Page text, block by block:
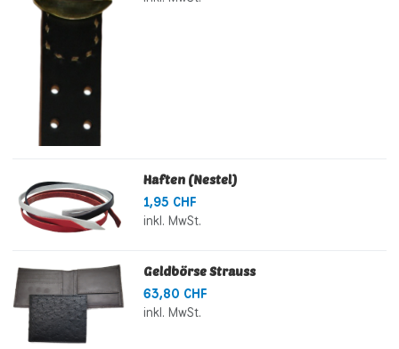
Haften (Nestel)
1,95 CHF
inkl. MwSt.
Geldbörse Strauss
63,80 CHF
inkl. MwSt.